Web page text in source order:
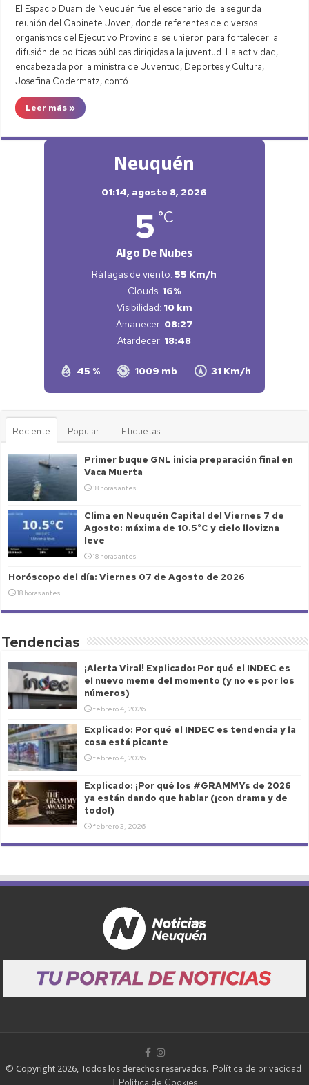
El Espacio Duam de Neuquén fue el escenario de la segunda
reunión del Gabinete Joven, donde referentes de diversos
organismos del Ejecutivo Provincial se unieron para fortalecer la
difusión de políticas públicas dirigidas a la juventud. La actividad,
encabezada por la ministra de Juventud, Deportes y Cultura,
Josefina Codermatz, contó …
Leer más »
Neuquén
01:14, agosto 8, 2026
5 °C
Algo De Nubes
45 % 1009 mb 31 Km/h
Ráfagas de viento: 55 Km/h
Clouds: 16%
Visibilidad: 10 km
Amanecer: 08:27
Atardecer: 18:48
Reciente Popular Etiquetas
Primer buque GNL inicia preparación final en
Vaca Muerta
18 horas antes
Clima en Neuquén Capital del Viernes 7 de
Agosto: máxima de 10.5°C y cielo llovizna
leve
18 horas antes
Horóscopo del día: Viernes 07 de Agosto de 2026
18 horas antes
Tendencias
¡Alerta Viral! Explicado: Por qué el INDEC es
el nuevo meme del momento (y no es por los
números)
febrero 4, 2026
Explicado: Por qué el INDEC es tendencia y la
cosa está picante
febrero 4, 2026
Explicado: ¡Por qué los #GRAMMYs de 2026
ya están dando que hablar (¡con drama y de
todo!)
febrero 3, 2026
© Copyright 2026, Todos los derechos reservados. Política de privacidad